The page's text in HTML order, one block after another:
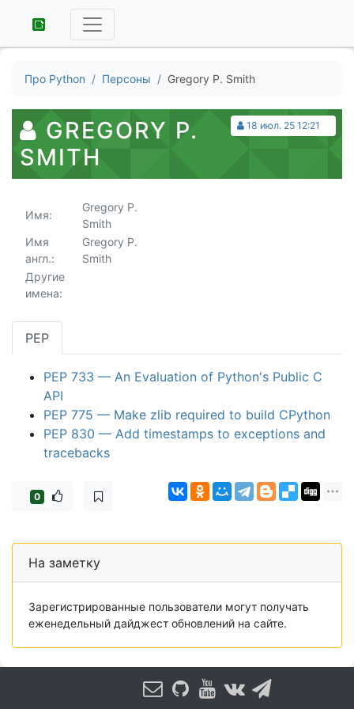
Про Python Персоны Gregory P. Smith
18 июл. 25 12:21
GREGORY P.
SMITH
Имя:
Gregory P.
Smith
Имя
англ.:
Gregory P.
Smith
Другие
имена:
PEP
PEP 733 — An Evaluation of Python's Public C
API
PEP 775 — Make zlib required to build CPython
PEP 830 — Add timestamps to exceptions and
tracebacks
0
На заметку
Зарегистрированные пользователи могут получать
еженедельный дайджест обновлений на сайте.